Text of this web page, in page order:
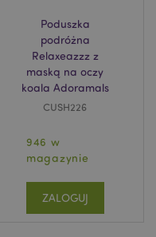
Poduszka
podróżna
Relaxeazzz z
maską na oczy
koala Adoramals
CUSH226
946 w
magazynie
ZALOGUJ
Adobe Inc.
www.puckator.pl
Adobe Inc.
www.puckator.pl